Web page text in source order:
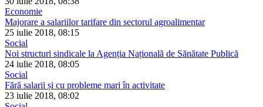
Economie
Majorare a salariilor tarifare din sectorul agroalimentar
25 iulie 2018, 08:15
Social
Noi structuri sindicale la Agenția Națională de Sănătate Publică
24 iulie 2018, 08:05
Social
Fără salarii și cu probleme mari în activitate
23 iulie 2018, 08:02